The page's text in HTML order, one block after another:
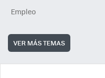
Empleo
VER MÁS TEMAS